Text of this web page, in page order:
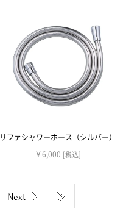
リファシャワーホース（シルバー）
￥6,000 [税込]